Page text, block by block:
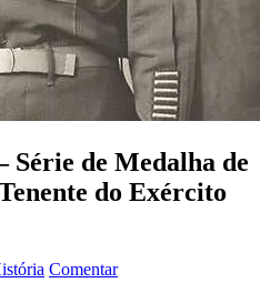
Série de Medalha de
do Exército
Comentar